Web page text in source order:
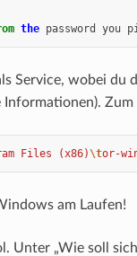
the password you
Service, wobei du
Zum
Files (x86)\tor-
am Laufen!
Unter „Wie soll